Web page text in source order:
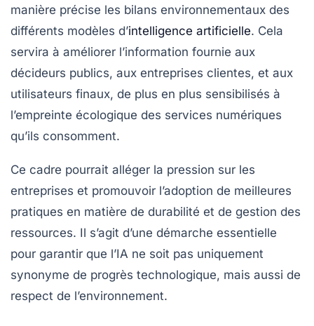
manière précise les bilans environnementaux des
différents modèles d’intelligence artificielle. Cela
servira à améliorer l’information fournie aux
décideurs publics, aux entreprises clientes, et aux
utilisateurs finaux, de plus en plus sensibilisés à
l’empreinte écologique des services numériques
qu’ils consomment.
Ce cadre pourrait alléger la pression sur les
entreprises et promouvoir l’adoption de meilleures
pratiques en matière de durabilité et de gestion des
ressources. Il s’agit d’une démarche essentielle
pour garantir que l’IA ne soit pas uniquement
synonyme de progrès technologique, mais aussi de
respect de l’environnement.